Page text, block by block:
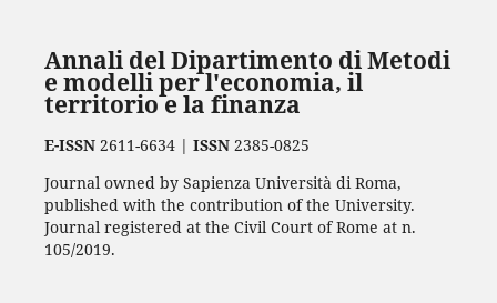
Annali del Dipartimento di Metodi
e modelli per l'economia, il
territorio e la finanza
E-ISSN2611-6634 | ISSN2385-0825
Journal owned by Sapienza Università di Roma,
published with the contribution of the University.
Journal registered at the Civil Court of Rome at n.
105/2019.